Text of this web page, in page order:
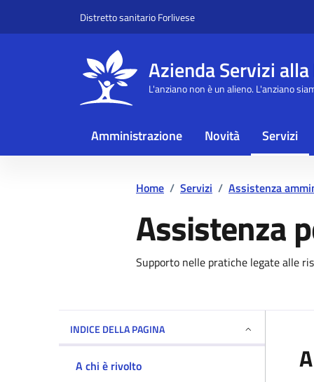
Distretto sanitario Forlivese
Azienda Servizi
L'anziano non è un alieno. L'anziano
Amministrazione Novità Servizi
Home / Servizi / Assistenza
Assistenza
Dettagli del
Supporto nelle pratiche legate alle
INDICE DELLA PAGINA
A chi è rivolto